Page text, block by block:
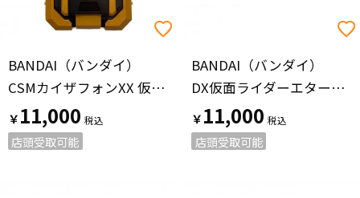
BANDAI（バンダイ）
CSMカイザフォンXX 仮面ライダー 20th パラダイス・リゲインド 完全版
￥11,000
店頭受取可能
BANDAI（バンダイ）
DX仮面ライダーエターナルマックスジャケットセット 仮面ライダー
￥11,000
店頭受取可能